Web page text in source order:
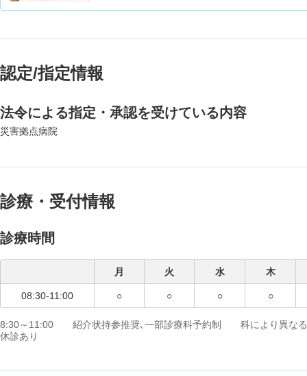
認定/指定情報
法令による指定・承認を受けている内容
災害拠点病院
診療・受付情報
診療時間
月 火 水 木
08:30-11:00 ○ ○ ○ ○
8:30～11:00 紹介状持参推奨､一部診療科予約制 科により異な
休診あり